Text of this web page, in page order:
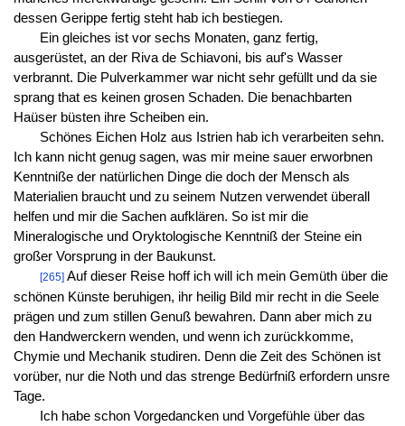
dessen Gerippe fertig steht hab ich bestiegen.
Ein gleiches ist vor sechs Monaten, ganz fertig,
ausgerüstet, an der Riva de Schiavoni, bis auf's Wasser
verbrannt. Die Pulverkammer war nicht sehr gefüllt und da sie
sprang that es keinen grosen Schaden. Die benachbarten
Haüser büsten ihre Scheiben ein.
Schönes Eichen Holz aus Istrien hab ich verarbeiten sehn.
Ich kann nicht genug sagen, was mir meine sauer erworbnen
Kenntniße der natürlichen Dinge die doch der Mensch als
Materialien braucht und zu seinem Nutzen verwendet überall
helfen und mir die Sachen aufklären. So ist mir die
Mineralogische und Oryktologische Kenntniß der Steine ein
großer Vorsprung in der Baukunst.
[265]Auf dieser Reise hoff ich will ich mein Gemüth über die
schönen Künste beruhigen, ihr heilig Bild mir recht in die Seele
prägen und zum stillen Genuß bewahren. Dann aber mich zu
den Handwerckern wenden, und wenn ich zurückkomme,
Chymie und Mechanik studiren. Denn die Zeit des Schönen ist
vorüber, nur die Noth und das strenge Bedürfniß erfordern unsre
Tage.
Ich habe schon Vorgedancken und Vorgefühle über das